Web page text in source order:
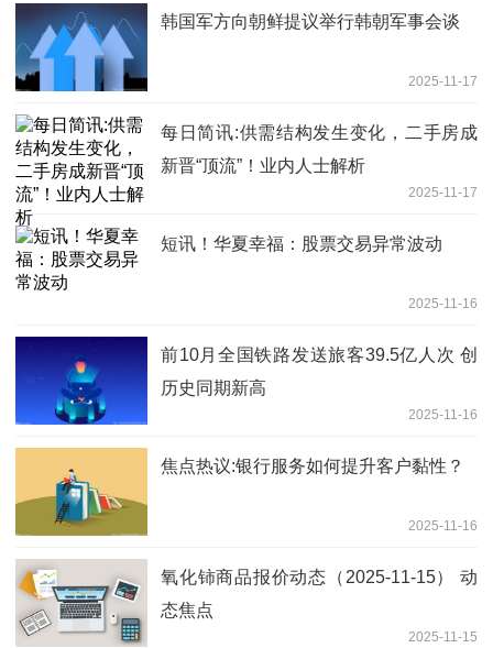
韩国军方向朝鲜提议举行韩朝军事会谈
2025-11-17
每日简讯:供需结构发生变化，二手房成
新晋“顶流”！业内人士解析
2025-11-17
短讯！华夏幸福：股票交易异常波动
2025-11-16
前10月全国铁路发送旅客39.5亿人次 创
历史同期新高
2025-11-16
焦点热议:银行服务如何提升客户黏性？
2025-11-16
氧化铈商品报价动态（2025-11-15） 动
态焦点
2025-11-15